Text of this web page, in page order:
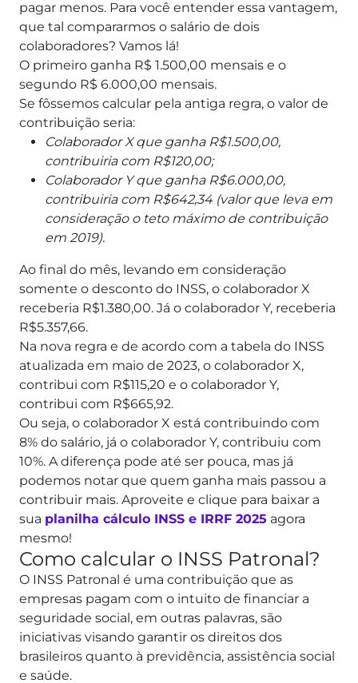
pagar menos. Para você entender essa vantagem,
que tal compararmos o salário de dois
colaboradores? Vamos lá!
O primeiro ganha R$ 1.500,00 mensais e o
segundo R$ 6.000,00 mensais.
Se fôssemos calcular pela antiga regra, o valor de
contribuição seria:
Colaborador X que ganha R$1.500,00,
contribuiria com R$120,00;
Colaborador Y que ganha R$6.000,00,
contribuiria com R$642,34 (valor que leva em
consideração o teto máximo de contribuição
em 2019).
Ao final do mês, levando em consideração
somente o desconto do INSS, o colaborador X
receberia R$1.380,00. Já o colaborador Y, receberia
R$5.357,66.
Na nova regra e de acordo com a tabela do INSS
atualizada em maio de 2023, o colaborador X,
contribui com R$115,20 e o colaborador Y,
contribui com R$665,92.
Ou seja, o colaborador X está contribuindo com
8% do salário, já o colaborador Y, contribuiu com
10%. A diferença pode até ser pouca, mas já
podemos notar que quem ganha mais passou a
contribuir mais. Aproveite e clique para baixar a
sua planilha cálculo INSS e IRRF 2025 agora
mesmo!
Como calcular o INSS Patronal?
O INSS Patronal é uma contribuição que as
empresas pagam com o intuito de financiar a
seguridade social, em outras palavras, são
iniciativas visando garantir os direitos dos
brasileiros quanto à previdência, assistência social
e saúde.